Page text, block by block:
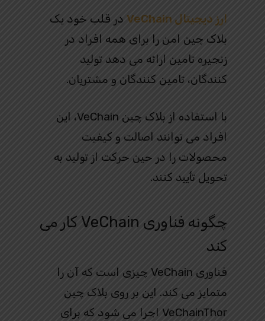
ارز دیجیتال VeChain
در قلب خود یک
بلاک چین امن را برای همه افراد در
زنجیره تامین ارائه می دهد تولید
کنندگان، تامین کنندگان و مشتریان.
با استفاده از بلاک چین VeChain، این
افراد می توانند اصالت و کیفیت
محصولات را در حین حرکت از تولید به
تحویل تأیید کنند.
چگونه فناوری VeChain کار می
کند
فناوری VeChain چیزی است که آن را
متمایز می کند. این بر روی بلاک چین
VeChainThor اجرا می شود که برای